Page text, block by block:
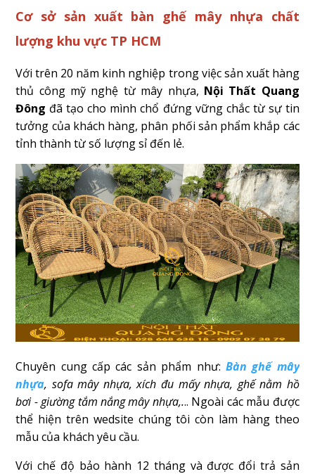
Cơ sở sản xuất bàn ghế mây nhựa chất
lượng khu vực TP HCM
Với trên 20 năm kinh nghiệp trong việc sản xuất hàng
thủ công mỹ nghệ từ mây nhựa, Nội Thất Quang
Đông đã tạo cho mình chổ đứng vững chắc từ sự tin
tưởng của khách hàng, phân phối sản phẩm khắp các
tỉnh thành từ số lượng sỉ đến lẻ.
Chuyên cung cấp các sản phẩm như: Bàn ghế mây
nhựa, sofa mây nhựa, xích đu mấy nhựa, ghế nằm hồ
bơi - giường tắm nắng mây nhựa,... Ngoài các mẫu được
thể hiện trên wedsite chúng tôi còn làm hàng theo
mẫu của khách yêu cầu.
Với chế độ bảo hành 12 tháng và được đổi trả sản